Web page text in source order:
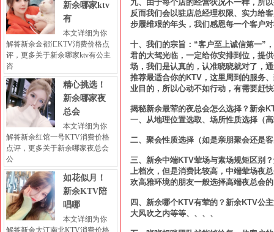
九、由于每个店的经营状况不一样，所
反而我们会以驻店总经理权限、实力给
步履维艰的年头，我们感恩每一个客户
十、我们的宗旨：“客户至上诚信第一”
君的大驾光临，一定给你安排到位，提
场，我们是认真的，认准晓晓就对了，
推荐最适合你的KTV，这里周到的服务
业目的，所以心动不如行动，有需要赶
揭秘新余最荤的夜总会怎么选择？新余
一、从地理位置选取、场所性质选择（
二、聚会性质选择（如是亲朋聚会还是
三、新余中端KTV荤场与素场规矩区别
上档次，但是消费比较高，中端荤场夜
欢高雅环境的朋友一般选择高端夜总会
四、新余哪个KTV有荤的？新余KTV公
大风吹之内等等、、、、
新余哪家ktv
有
本文详细为你
解答新余金都汇KTV消费价格点
评，更多关于新余哪家ktv有公主
咨
精心挑选！
新余哪家夜
总会
本文详细为你
解答新余红馆一号KTV消费价格
点评，更多关于新余哪家夜总会
公
如花似月！
新余KTV陪
唱哪
本文详细为你
解答新余大江南北KTV消费价格